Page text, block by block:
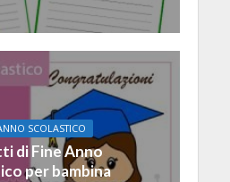
SCOLASTICO
di Fine Anno
per bambina